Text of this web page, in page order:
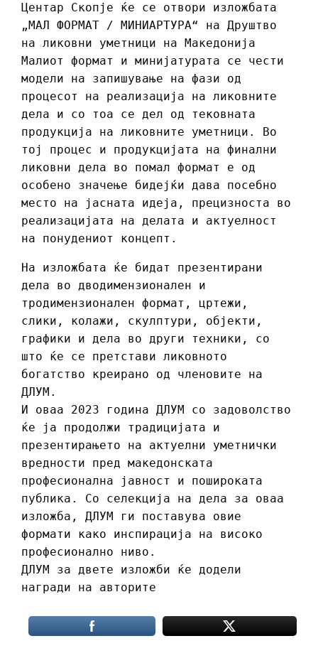
Центар Скопје ќе се отвори изложбата
„МАЛ ФОРМАТ / МИНИАРТУРА“ на Друштво
на ликовни уметници на Македонија
Малиот формат и минијатурата се чести
модели на запишување на фази од
процесот на реализација на ликовните
дела и со тоа се дел од тековната
продукција на ликовните уметници. Во
тој процес и продукцијата на финални
ликовни дела во помал формат е од
особено значење бидејќи дава посебно
место на јасната идеја, прецизноста во
реализацијата на делата и актуелност
на понудениот концепт.
На изложбата ќе бидат презентирани
дела во дводимензионален и
тродимензионален формат, цртежи,
слики, колажи, скулптури, објекти,
графики и дела во други техники, со
што ќе се претстави ликовното
богатство креирано од членовите на
ДЛУМ.
И оваа 2023 година ДЛУМ со задоволство
ќе ја продолжи традицијата и
презентирањето на актуелни уметнички
вредности пред македонската
професионална јавност и пошироката
публика. Со селекција на дела за оваа
изложба, ДЛУМ ги поставува овие
формати како инспирација на високо
професионално ниво.
ДЛУМ за двете изложби ќе додели
награди на авторите